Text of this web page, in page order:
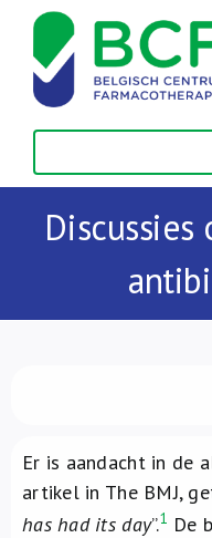
content
Nieuws
Over ons
Discussies
Er is aandacht in de
artikel in The BMJ,
has had its day”.1 De